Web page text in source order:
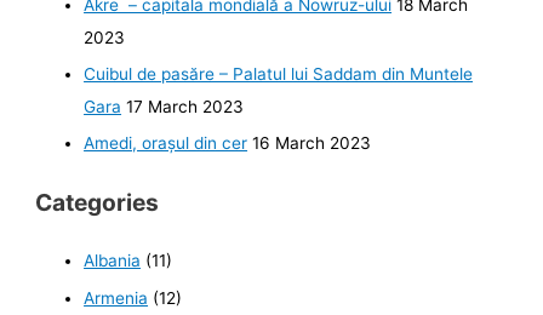
Akre – capitala mondială a Nowruz-ului 18 March
2023
Cuibul de pasăre – Palatul lui Saddam din Muntele
Gara 17 March 2023
Amedi, orașul din cer 16 March 2023
Categories
Albania (11)
Armenia (12)